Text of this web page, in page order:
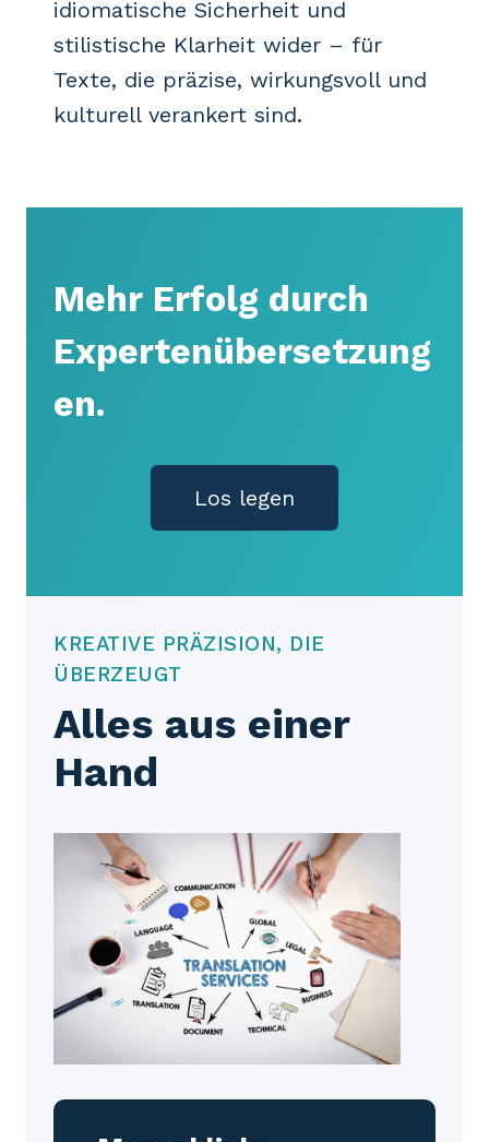
idiomatische Sicherheit und
stilistische Klarheit wider – für
Texte, die präzise, wirkungsvoll und
kulturell verankert sind.
Mehr Erfolg durch
Expertenübersetzung
en.
Los legen
KREATIVE PRÄZISION, DIE
ÜBERZEUGT
Alles aus einer
Hand